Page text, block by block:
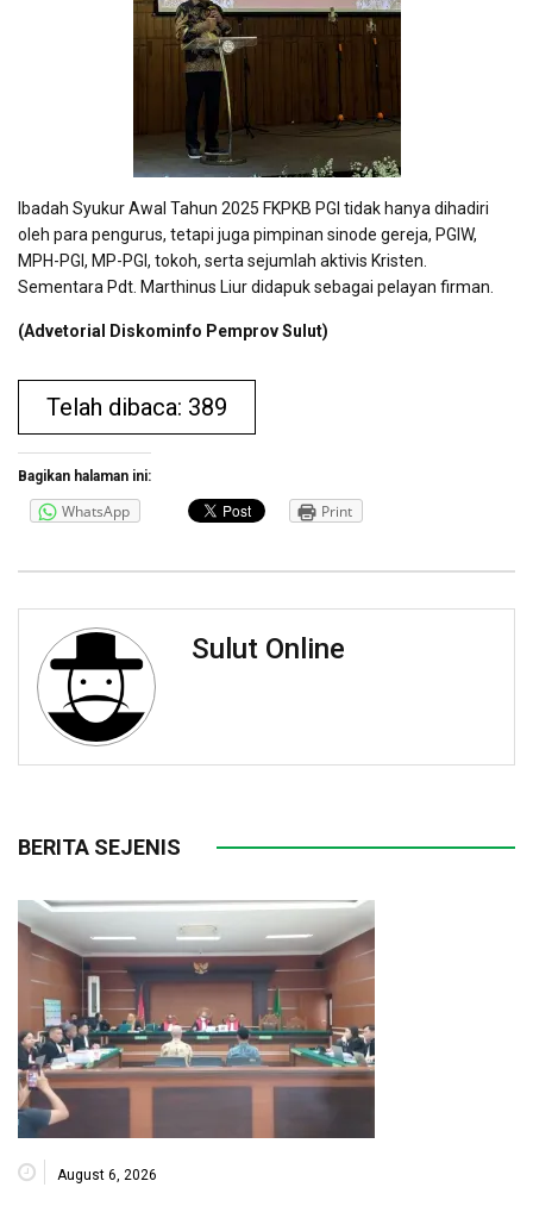
Ibadah Syukur Awal Tahun 2025 FKPKB PGI tidak hanya dihadiri
oleh para pengurus, tetapi juga pimpinan sinode gereja, PGIW,
MPH-PGI, MP-PGI, tokoh, serta sejumlah aktivis Kristen.
Sementara Pdt. Marthinus Liur didapuk sebagai pelayan firman.
(Advetorial Diskominfo Pemprov Sulut)
Telah dibaca: 389
Bagikan halaman ini:
WhatsApp Print
Sulut Online
BERITA SEJENIS
August 6, 2026